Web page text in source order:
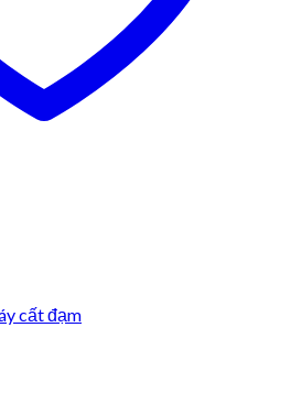
cất đạm